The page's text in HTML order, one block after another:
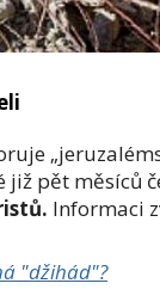
pět měsíců
Informaci
"džihád"?